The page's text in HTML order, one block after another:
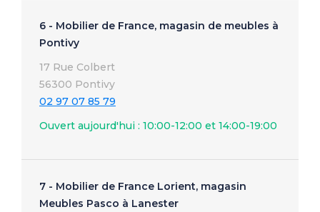
6 - Mobilier de France, magasin de meubles à
Pontivy
17 Rue Colbert
56300 Pontivy
02 97 07 85 79
Ouvert aujourd'hui : 10:00-12:00 et 14:00-19:00
7 - Mobilier de France Lorient, magasin
Meubles Pasco à Lanester